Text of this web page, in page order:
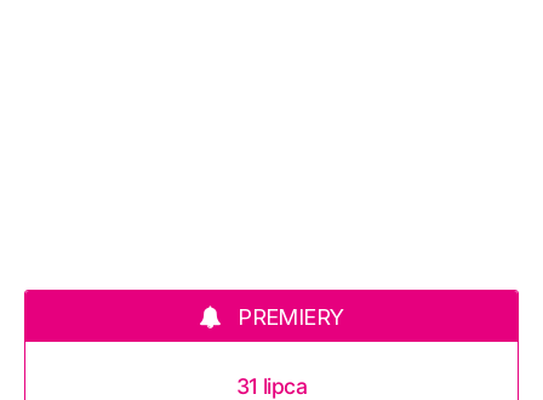
PREMIERY
31 lipca